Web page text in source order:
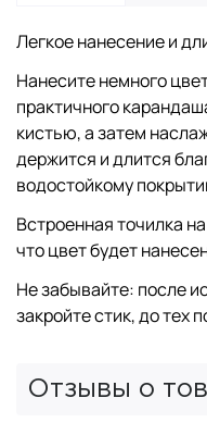
Легкое нанесение и
Нанесите немного
практичного
кистью, а затем
держится и длится
водостойкому
Встроенная точилка
что цвет будет
Не забывайте: после
закройте стик, до тех
Отзывы о